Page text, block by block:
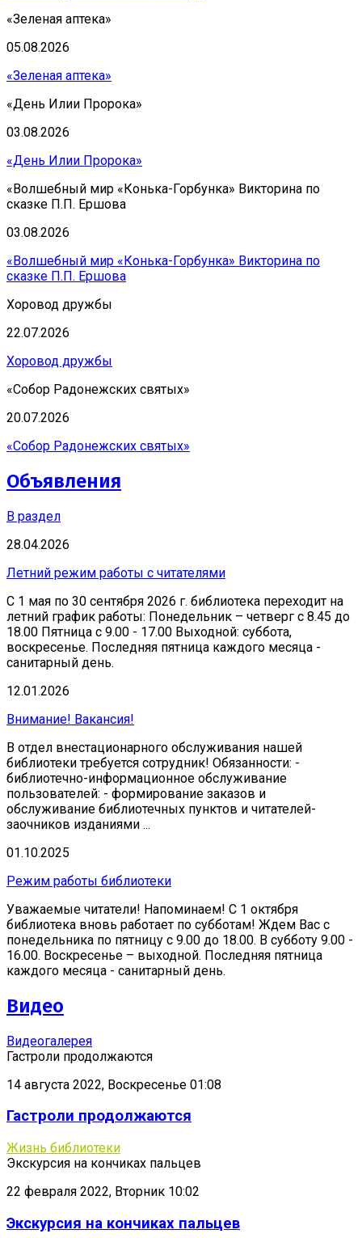
«Зеленая аптека»
05.08.2026
«Зеленая аптека»
«День Илии Пророка»
03.08.2026
«День Илии Пророка»
«Волшебный мир «Конька-Горбунка» Викторина по
сказке П.П. Ершова
03.08.2026
«Волшебный мир «Конька-Горбунка» Викторина по
сказке П.П. Ершова
Хоровод дружбы
22.07.2026
Хоровод дружбы
«Собор Радонежских святых»
20.07.2026
«Собор Радонежских святых»
Объявления
В раздел
28.04.2026
Летний режим работы с читателями
С 1 мая по 30 сентября 2026 г. библиотека переходит на
летний график работы: Понедельник – четверг с 8.45 до
18.00 Пятница с 9.00 - 17.00 Выходной: суббота,
воскресенье. Последняя пятница каждого месяца -
санитарный день.
12.01.2026
Внимание! Вакансия!
В отдел внестационарного обслуживания нашей
библиотеки требуется сотрудник! Обязанности: -
библиотечно-информационное обслуживание
пользователей: - формирование заказов и
обслуживание библиотечных пунктов и читателей-
заочников изданиями ...
01.10.2025
Режим работы библиотеки
Уважаемые читатели! Напоминаем! С 1 октября
библиотека вновь работает по субботам! Ждем Вас с
понедельника по пятницу с 9.00 до 18.00. В субботу 9.00 -
16.00. Воскресенье – выходной. Последняя пятница
каждого месяца - санитарный день.
Видео
Видеогалерея
Гастроли продолжаются
14 августа 2022, Воскресенье 01:08
Гастроли продолжаются
Жизнь библиотеки
Экскурсия на кончиках пальцев
22 февраля 2022, Вторник 10:02
Экскурсия на кончиках пальцев